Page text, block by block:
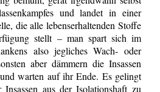
und landet in einer
die alle lebenserhaltenden Stoffe
stellt – man spart sich im
also jegliches Wach- oder
aber dämmern die Insassen
warten auf ihr Ende. Es gelingt
aus der Isolationshaft zu